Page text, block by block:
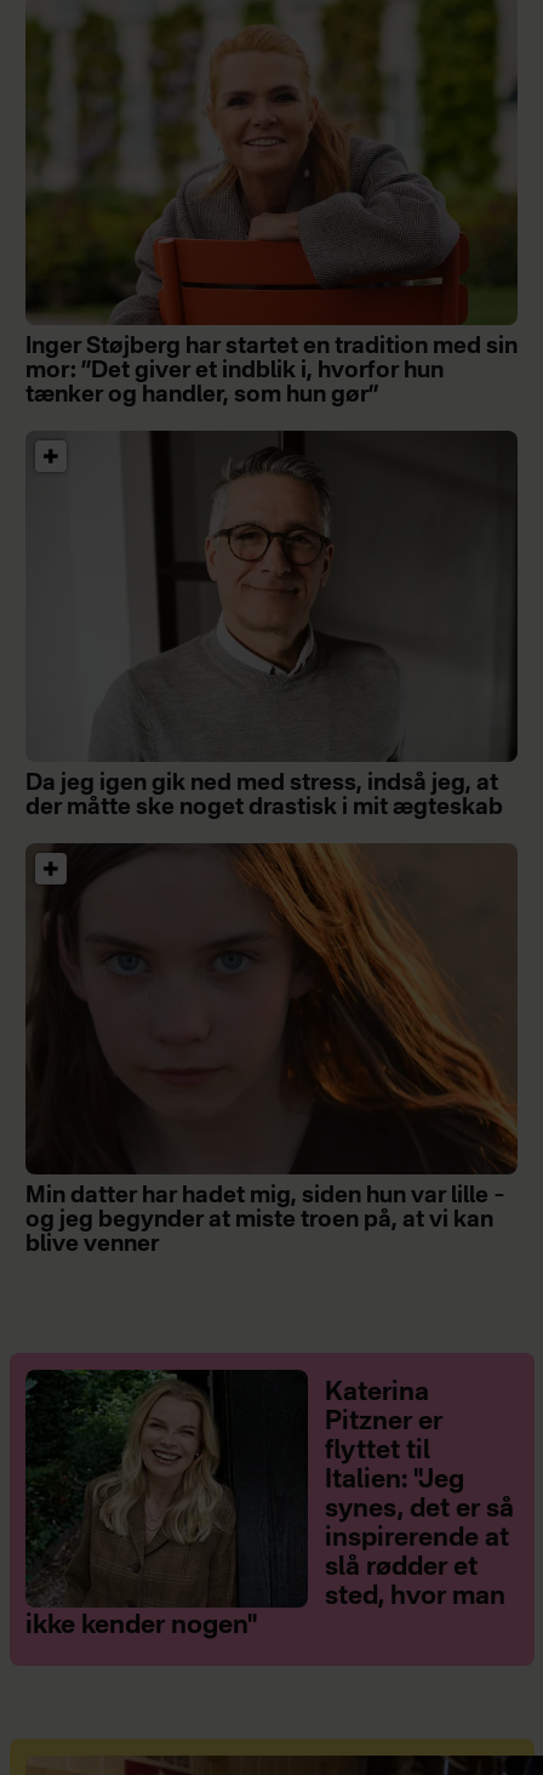
Inger Støjberg har startet en tradition med sin
mor: ”Det giver et indblik i, hvorfor hun
tænker og handler, som hun gør”
Da jeg igen gik ned med stress, indså jeg, at
der måtte ske noget drastisk i mit ægteskab
Min datter har hadet mig, siden hun var lille –
og jeg begynder at miste troen på, at vi kan
blive venner
Katerina
Pitzner er
flyttet til
Italien: "Jeg
synes, det er så
inspirerende at
slå rødder et
sted, hvor man
ikke kender nogen"